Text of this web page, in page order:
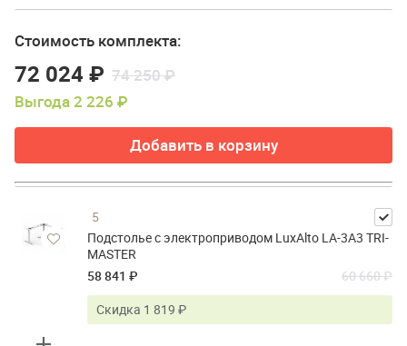
Стоимость комплекта:
72 024 ₽ 74 250 ₽
Выгода 2 226 ₽
Добавить в корзину
5
Подстолье с электроприводом LuxAlto LA-3A3 TRI-
MASTER
58 841 ₽
60 660 ₽
Скидка 1 819 ₽